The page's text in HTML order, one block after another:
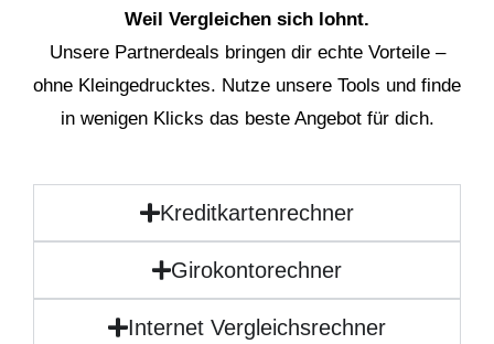
Weil Vergleichen sich lohnt.
Unsere Partnerdeals bringen dir echte Vorteile –
ohne Kleingedrucktes. Nutze unsere Tools und finde
in wenigen Klicks das beste Angebot für dich.
Kreditkartenrechner
Girokontorechner
Internet Vergleichsrechner